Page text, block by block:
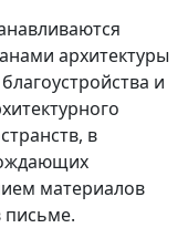
архитектуры
и
в
материалов
письме.